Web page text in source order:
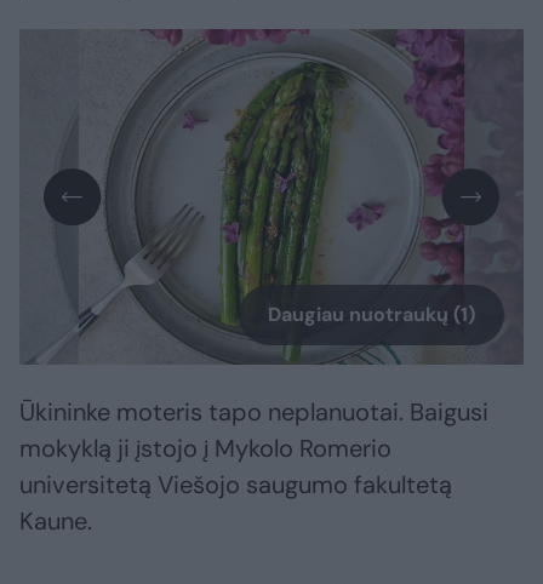
Daugiau nuotraukų (1)
Ūkininke moteris tapo neplanuotai. Baigusi
mokyklą ji įstojo į Mykolo Romerio
universitetą Viešojo saugumo fakultetą
Kaune.